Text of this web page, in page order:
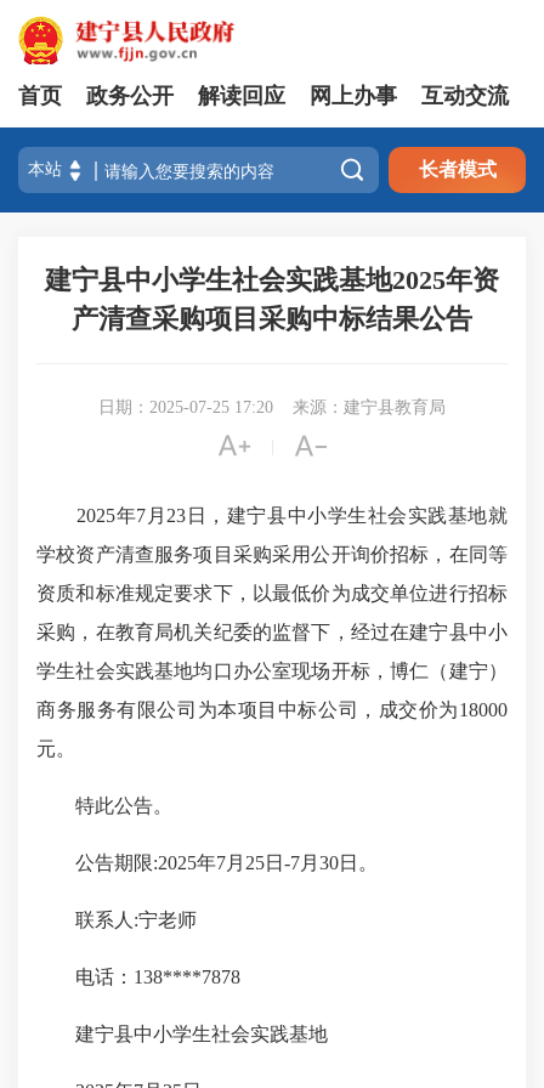
首页 政务公开 解读回应 网上办事 互动交流
 长者模式
建宁县中小学生社会实践基地2025年资
产清查采购项目采购中标结果公告
日期：2025-07-25 17:20 来源：建宁县教育局
 
2025年7月23日，建宁县中小学生社会实践基地就
学校资产清查服务项目采购采用公开询价招标，在同等
资质和标准规定要求下，以最低价为成交单位进行招标
采购，在教育局机关纪委的监督下，经过在建宁县中小
学生社会实践基地均口办公室现场开标，博仁（建宁）
商务服务有限公司为本项目中标公司，成交价为18000
元。
特此公告。
公告期限:2025年7月25日-7月30日。
联系人:宁老师
电话：138****7878
建宁县中小学生社会实践基地